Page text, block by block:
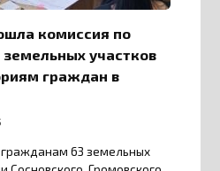
комиссия по
участков
граждан в
63 земельных